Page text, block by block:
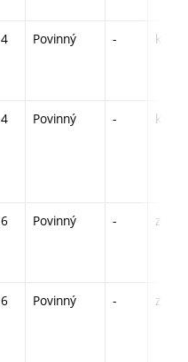
4 Povinný - kl
4 Povinný - kl
6 Povinný - zk
6 Povinný - zá,zk